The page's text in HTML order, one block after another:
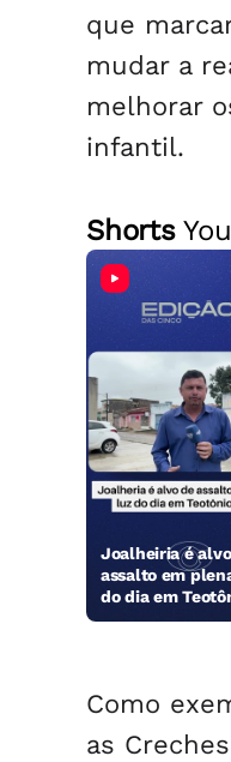
que
mudar a
melhorar
infantil.
Shorts
Joalheiria é
assalto em
do dia em
Vilela
Como
as